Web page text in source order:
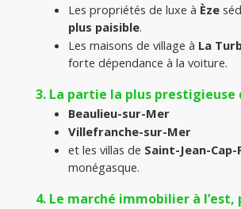
Les propriétés de luxe à Èze
plus paisible.
Les maisons de village à La
forte dépendance à la voiture.
La partie la plus prestigieuse
Beaulieu-sur-Mer
Villefranche-sur-Mer
et les villas de Saint-Jean-
monégasque.
Le marché immobilier à l’est,